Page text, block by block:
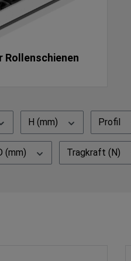
Rollenschienen
H (mm) Profil
(mm) Tragkraft (N)